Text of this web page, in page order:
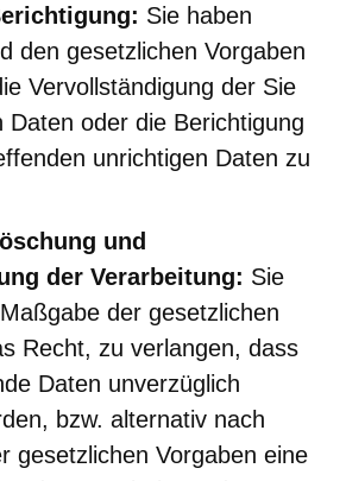
Sie haben
den gesetzlichen Vorgaben
Vervollständigung der Sie
Daten oder die Berichtigung
unrichtigen Daten zu
und
der Verarbeitung: Sie
der gesetzlichen
Recht, zu verlangen, dass
Daten unverzüglich
bzw. alternativ nach
gesetzlichen Vorgaben eine